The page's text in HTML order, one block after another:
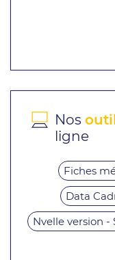
Nos
ligne
Fiches
Data
Nvelle version